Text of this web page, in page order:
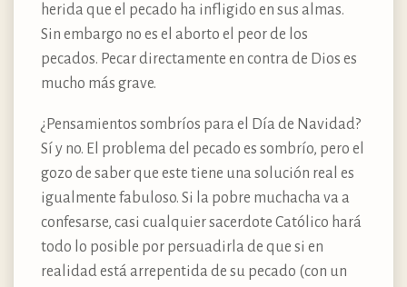
herida que el pecado ha infligido en sus almas.
Sin embargo no es el aborto el peor de los
pecados. Pecar directamente en contra de Dios es
mucho más grave.
¿Pensamientos sombríos para el Día de Navidad?
Sí y no. El problema del pecado es sombrío, pero el
gozo de saber que este tiene una solución real es
igualmente fabuloso. Si la pobre muchacha va a
confesarse, casi cualquier sacerdote Católico hará
todo lo posible por persuadirla de que si en
realidad está arrepentida de su pecado (con un